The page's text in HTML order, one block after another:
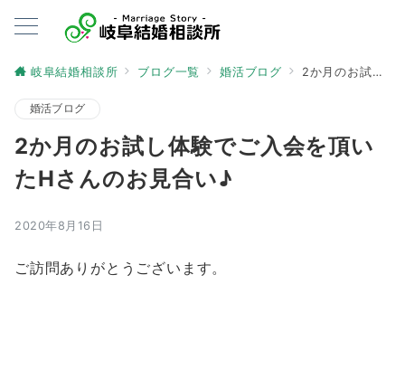
岐阜結婚相談所 ブログ一覧 婚活ブログ 2か月のお試し体験でご入会を頂いたHさんのお見合い♪
婚活ブログ
2か月のお試し体験でご入会を頂い
たHさんのお見合い♪
2020年8月16日
ご訪問ありがとうございます。